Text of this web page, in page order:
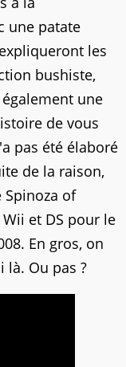
une patate
les
bushiste,
une
de vous
pas été élaboré
de la raison,
of
et DS pour le
En gros, on
là. Ou pas ?